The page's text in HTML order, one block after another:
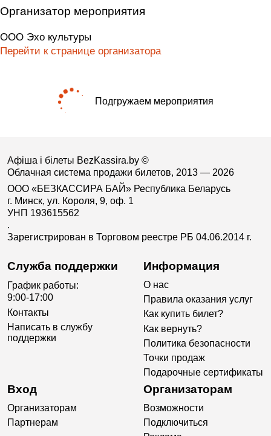
Организатор мероприятия
ООО Эхо культуры
Перейти к странице организатора
Подгружаем мероприятия
Афіша і білеты BezKassira.by ©
Облачная система продажи билетов, 2013 — 2026
ООО «БЕЗКАССИРА БАЙ» Республика Беларусь
г. Минск, ул. Короля, 9, оф. 1
УНП 193615562
.
Зарегистрирован в Торговом реестре РБ 04.06.2014 г.
Служба поддержки
График работы:
9:00-17:00
Контакты
Написать в службу
поддержки
Информация
О нас
Правила оказания услуг
Как купить билет?
Как вернуть?
Политика безопасности
Точки продаж
Подарочные сертификаты
Вход
Организаторам
Партнерам
Организаторам
Возможности
Подключиться